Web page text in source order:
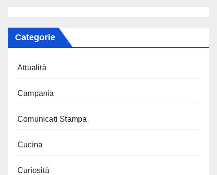
Categorie
Attualità
Campania
Comunicati Stampa
Cucina
Curiosità